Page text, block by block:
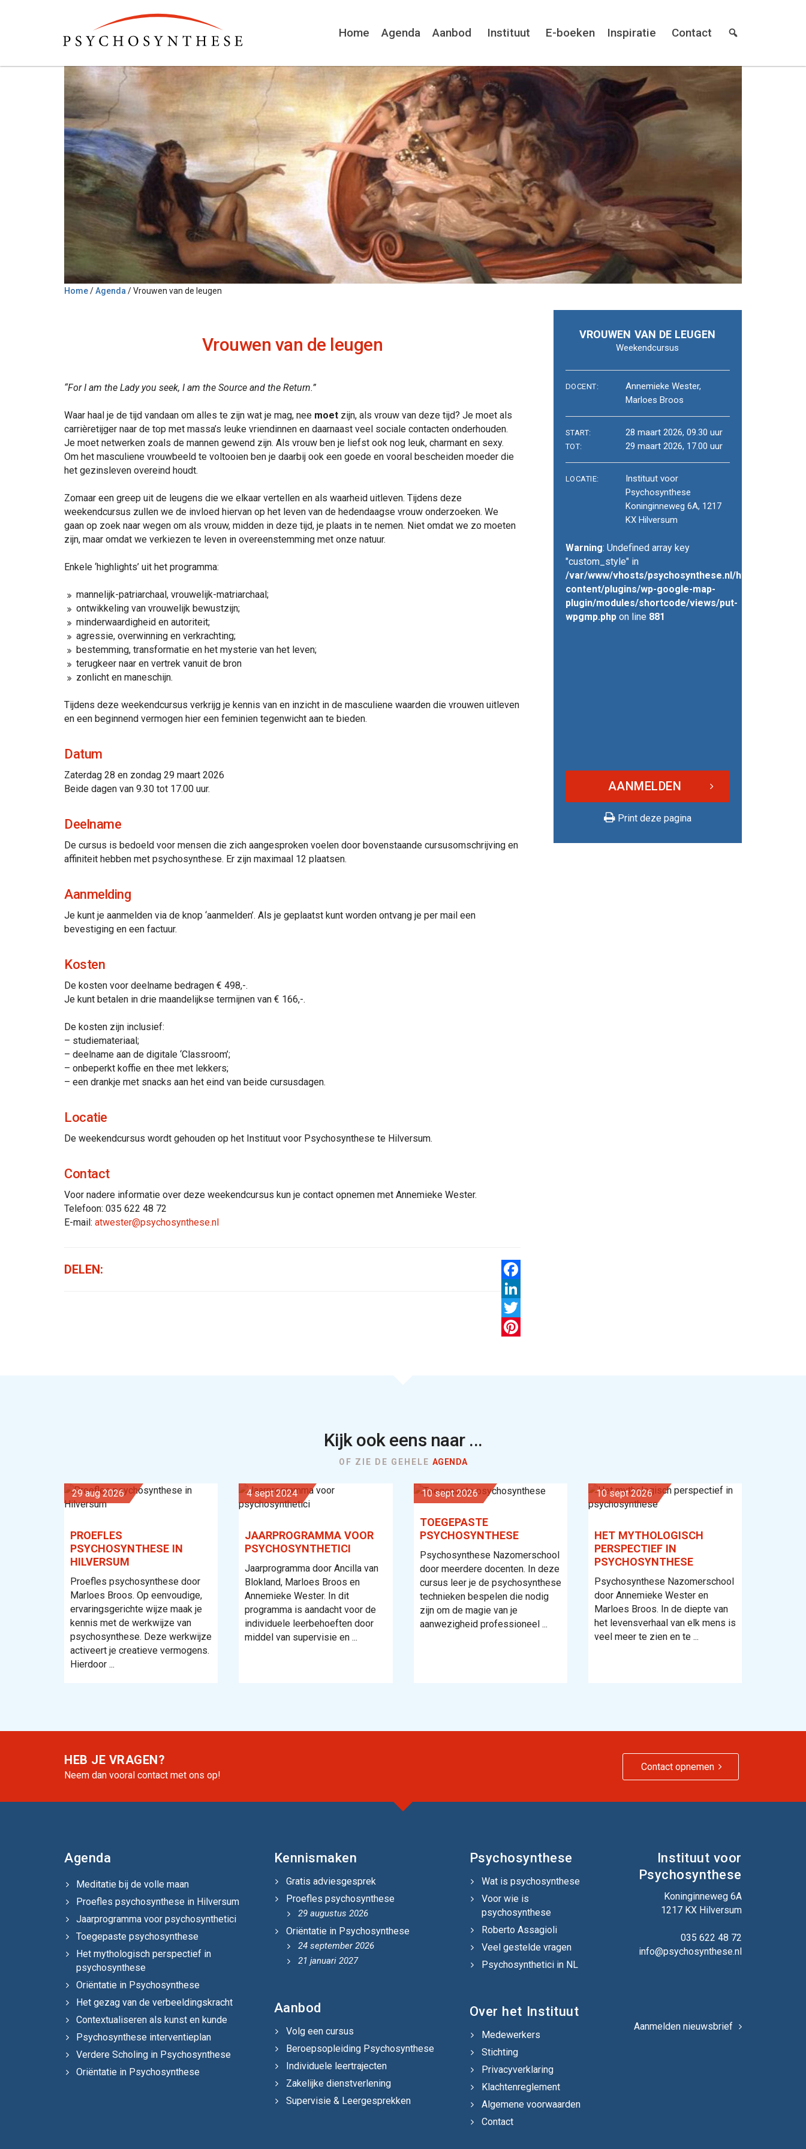
Home Agenda Aanbod Instituut E-boeken Inspiratie Contact
Home/Agenda/Vrouwen van de leugen
Vrouwen van de leugen
“For I am the Lady you seek, I am the Source and the Return.”
Waar haal je de tijd vandaan om alles te zijn wat je mag, nee moet zijn, als vrouw van deze tijd? Je moet als
carrièretijger naar de top met massa’s leuke vriendinnen en daarnaast veel sociale contacten onderhouden.
Je moet netwerken zoals de mannen gewend zijn. Als vrouw ben je liefst ook nog leuk, charmant en sexy.
Om het masculiene vrouwbeeld te voltooien ben je daarbij ook een goede en vooral bescheiden moeder die
het gezinsleven overeind houdt.
Zomaar een greep uit de leugens die we elkaar vertellen en als waarheid uitleven. Tijdens deze
weekendcursus zullen we de invloed hiervan op het leven van de hedendaagse vrouw onderzoeken. We
gaan op zoek naar wegen om als vrouw, midden in deze tijd, je plaats in te nemen. Niet omdat we zo moeten
zijn, maar omdat we verkiezen te leven in overeenstemming met onze natuur.
Enkele ‘highlights’ uit het programma:
mannelijk-patriarchaal, vrouwelijk-matriarchaal;
ontwikkeling van vrouwelijk bewustzijn;
minderwaardigheid en autoriteit;
agressie, overwinning en verkrachting;
bestemming, transformatie en het mysterie van het leven;
terugkeer naar en vertrek vanuit de bron
zonlicht en maneschijn.
Tijdens deze weekendcursus verkrijg je kennis van en inzicht in de masculiene waarden die vrouwen uitleven
en een beginnend vermogen hier een feminien tegenwicht aan te bieden.
Datum
Zaterdag 28 en zondag 29 maart 2026
Beide dagen van 9.30 tot 17.00 uur.
Deelname
De cursus is bedoeld voor mensen die zich aangesproken voelen door bovenstaande cursusomschrijving en
affiniteit hebben met psychosynthese. Er zijn maximaal 12 plaatsen.
Aanmelding
Je kunt je aanmelden via de knop ‘aanmelden’. Als je geplaatst kunt worden ontvang je per mail een
bevestiging en een factuur.
Kosten
De kosten voor deelname bedragen € 498,-.
Je kunt betalen in drie maandelijkse termijnen van € 166,-.
De kosten zijn inclusief:
– studiemateriaal;
– deelname aan de digitale ‘Classroom’;
– onbeperkt koffie en thee met lekkers;
– een drankje met snacks aan het eind van beide cursusdagen.
Locatie
De weekendcursus wordt gehouden op het Instituut voor Psychosynthese te Hilversum.
Contact
Voor nadere informatie over deze weekendcursus kun je contact opnemen met Annemieke Wester.
Telefoon: 035 622 48 72
E-mail: atwester@psychosynthese.nl
DELEN:
Facebook
LinkedIn
Twitter
VROUWEN VAN DE LEUGEN
Weekendcursus
DOCENT:
Annemieke Wester,
Marloes Broos
START: 28 maart 2026, 09.30 uur
TOT: 29 maart 2026, 17.00 uur
LOCATIE:
Instituut voor
Psychosynthese
Koninginneweg 6A, 1217
KX Hilversum
Warning: Undefined array key
"custom_style" in
/var/www/vhosts/psychosynthese.nl/httpdocs/wp-
content/plugins/wp-google-map-
plugin/modules/shortcode/views/put-
wpgmp.phpon line 881
AANMELDEN
Print deze pagina
Kijk ook eens naar ...
OF ZIE DE GEHELE AGENDA
29 aug 2026
PROEFLES
PSYCHOSYNTHESE IN
HILVERSUM
Proefles psychosynthese door
Marloes Broos. Op eenvoudige,
ervaringsgerichte wijze maak je
kennis met de werkwijze van
psychosynthese. Deze werkwijze
activeert je creatieve vermogens.
Hierdoor ...
4 sept 2024
JAARPROGRAMMA VOOR
PSYCHOSYNTHETICI
Jaarprogramma door Ancilla van
Blokland, Marloes Broos en
Annemieke Wester. In dit
programma is aandacht voor de
individuele leerbehoeften door
middel van supervisie en ...
10 sept 2026
TOEGEPASTE
PSYCHOSYNTHESE
Psychosynthese Nazomerschool
door meerdere docenten. In deze
cursus leer je de psychosynthese
technieken bespelen die nodig
zijn om de magie van je
aanwezigheid professioneel ...
10 sept 2026
HET MYTHOLOGISCH
PERSPECTIEF IN
PSYCHOSYNTHESE
Psychosynthese Nazomerschool
door Annemieke Wester en
Marloes Broos. In de diepte van
het levensverhaal van elk mens is
veel meer te zien en te ...
HEB JE VRAGEN?
Neem dan vooral contact met ons op!
Contact opnemen
Agenda
Meditatie bij de volle maan
Proefles psychosynthese in Hilversum
Jaarprogramma voor psychosynthetici
Toegepaste psychosynthese
Het mythologisch perspectief in
psychosynthese
Oriëntatie in Psychosynthese
Het gezag van de verbeeldingskracht
Contextualiseren als kunst en kunde
Psychosynthese interventieplan
Verdere Scholing in Psychosynthese
Oriëntatie in Psychosynthese
Kennismaken
Gratis adviesgesprek
Proefles psychosynthese
29 augustus 2026
Oriëntatie in Psychosynthese
24 september 2026
21 januari 2027
Aanbod
Volg een cursus
Beroepsopleiding Psychosynthese
Individuele leertrajecten
Zakelijke dienstverlening
Supervisie & Leergesprekken
Psychosynthese
Wat is psychosynthese
Voor wie is
psychosynthese
Roberto Assagioli
Veel gestelde vragen
Psychosynthetici in NL
Over het Instituut
Medewerkers
Stichting
Privacyverklaring
Klachtenreglement
Algemene voorwaarden
Contact
Instituut voor
Psychosynthese
Koninginneweg 6A
1217 KX Hilversum
035 622 48 72
info@psychosynthese.nl
Aanmelden nieuwsbrief